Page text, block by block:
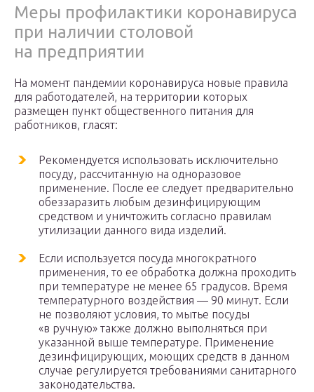
Меры профилактики коронавируса
при наличии столовой
на предприятии
На момент пандемии коронавируса новые правила
для работодателей, на территории которых
размещен пункт общественного питания для
работников, гласят:
Рекомендуется использовать исключительно
посуду, рассчитанную на одноразовое
применение. После ее следует предварительно
обеззаразить любым дезинфицирующим
средством и уничтожить согласно правилам
утилизации данного вида изделий.
Если используется посуда многократного
применения, то ее обработка должна проходить
при температуре не менее 65 градусов. Время
температурного воздействия — 90 минут. Если
не позволяют условия, то мытье посуды
«в ручную» также должно выполняться при
указанной выше температуре. Применение
дезинфицирующих, моющих средств в данном
случае регулируется требованиями санитарного
законодательства.